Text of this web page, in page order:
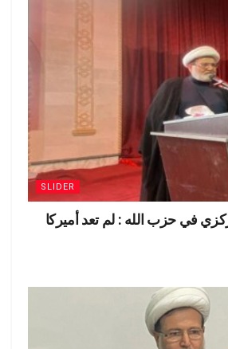
SLIDER
في حزب الله : لم تعد أميركا